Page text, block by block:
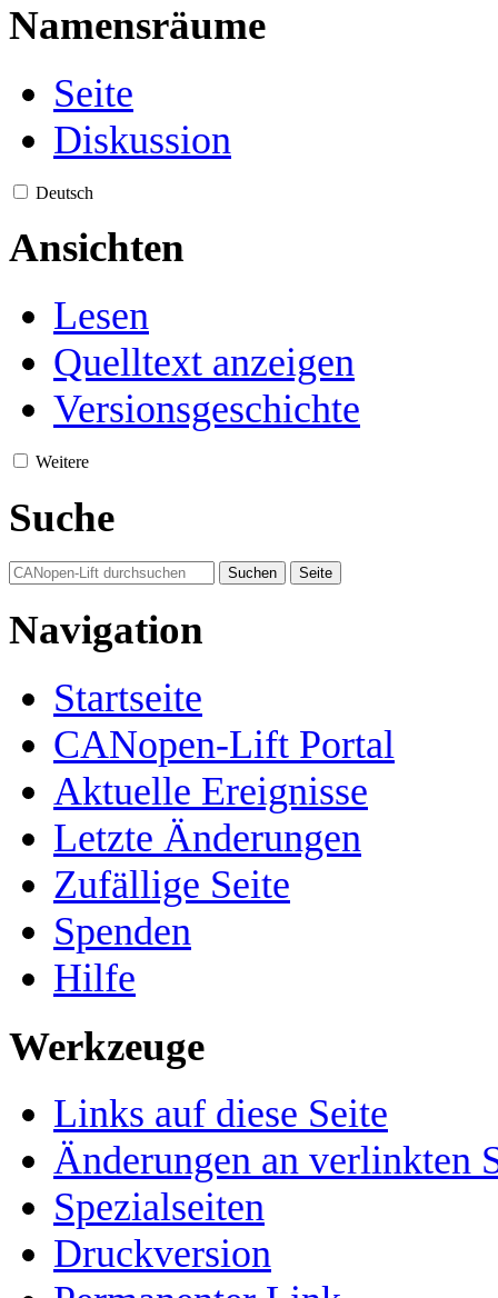
Namensräume
Seite
Diskussion
Deutsch
Ansichten
Lesen
Quelltext anzeigen
Versionsgeschichte
Weitere
Suche
Navigation
Startseite
CANopen-Lift Portal
Aktuelle Ereignisse
Letzte Änderungen
Zufällige Seite
Spenden
Hilfe
Werkzeuge
Links auf diese Seite
Änderungen an verlinkten
Spezialseiten
Druckversion